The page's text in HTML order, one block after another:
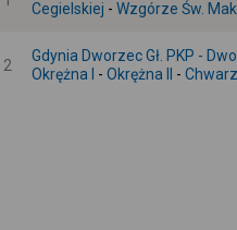
Cegielskiej - Wzgórze Św.
2
Gdynia Dworzec Gł. PKP -
Okrężna I
- Okrężna II -